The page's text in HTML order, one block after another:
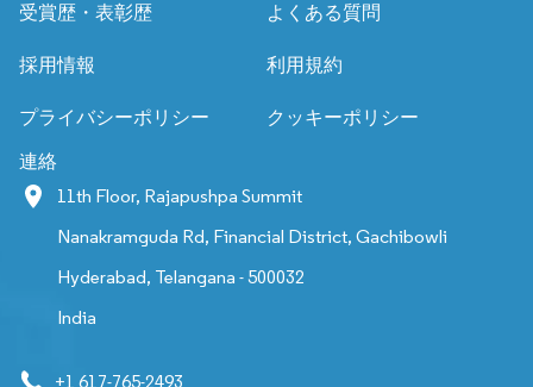
受賞歴・表彰歴 よくある質問
採用情報 利用規約
プライバシーポリシー クッキーポリシー
連絡
11th Floor, Rajapushpa Summit
Nanakramguda Rd, Financial District, Gachibowli
Hyderabad, Telangana - 500032
India
+1 617-765-2493